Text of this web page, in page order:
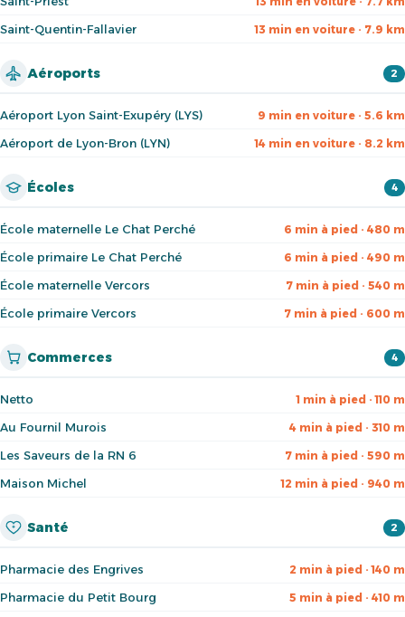
Saint-Quentin-Fallavier 13 min en voiture · 7.9 km
Aéroports 2
Aéroport Lyon Saint-Exupéry (LYS) 9 min en voiture · 5.6 km
Aéroport de Lyon-Bron (LYN) 14 min en voiture · 8.2 km
Écoles 4
École maternelle Le Chat Perché 6 min à pied · 480 m
École primaire Le Chat Perché 6 min à pied · 490 m
École maternelle Vercors 7 min à pied · 540 m
École primaire Vercors 7 min à pied · 600 m
Commerces 4
Netto 1 min à pied · 110 m
Au Fournil Murois 4 min à pied · 310 m
Les Saveurs de la RN 6 7 min à pied · 590 m
Maison Michel 12 min à pied · 940 m
Santé 2
Pharmacie des Engrives 2 min à pied · 140 m
Pharmacie du Petit Bourg 5 min à pied · 410 m